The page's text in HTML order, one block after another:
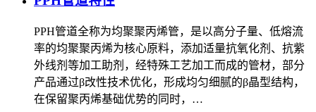
PPH管道全称为均聚聚丙烯管，是以高分子量、低熔流
率的均聚聚丙烯为核心原料，添加适量抗氧化剂、抗紫
外线剂等加工助剂，经特殊工艺加工而成的管材，部分
产品通过β改性技术优化，形成均匀细腻的β晶型结构，
在保留聚丙烯基础优势的同时，…